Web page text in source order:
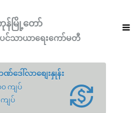
န်မြို့တော်
င်သာယာရေးကော်မတီ
ေါ်လာစျေးနှုန်း
၀ ကျပ်
ကျပ်